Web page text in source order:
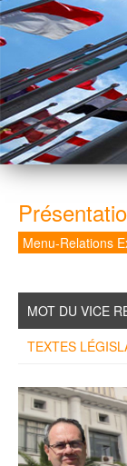
Menu-Relations
MOT DU VICE
TEXTES